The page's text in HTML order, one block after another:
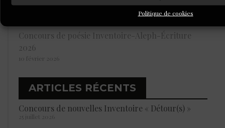
Politique de cookies
soirée de remise des prix
Concours de poésie Inventoire-Aleph-Écriture
2026
10 février 2026
ARTICLES RÉCENTS
Concours de nouvelles Inventoire « Détour(s) »
25 juillet 2026